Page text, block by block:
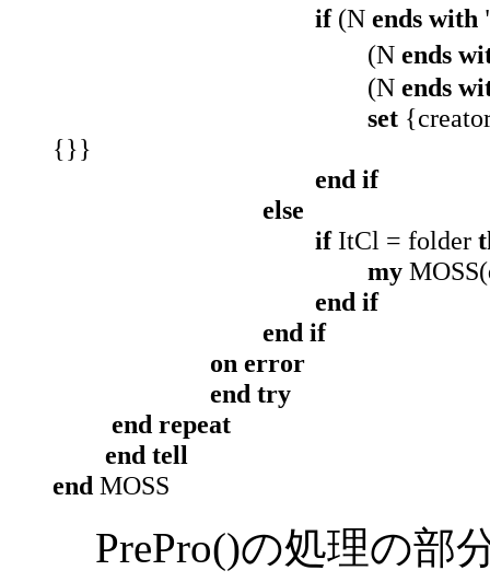
if(N ends with
(N ends
(N ends
set
{}}
end if
else
ifItCl = folder
my MOSS(
end if
end if
on error
end try
end repeat
end tell
end MOSS
PrePro()の処理の部